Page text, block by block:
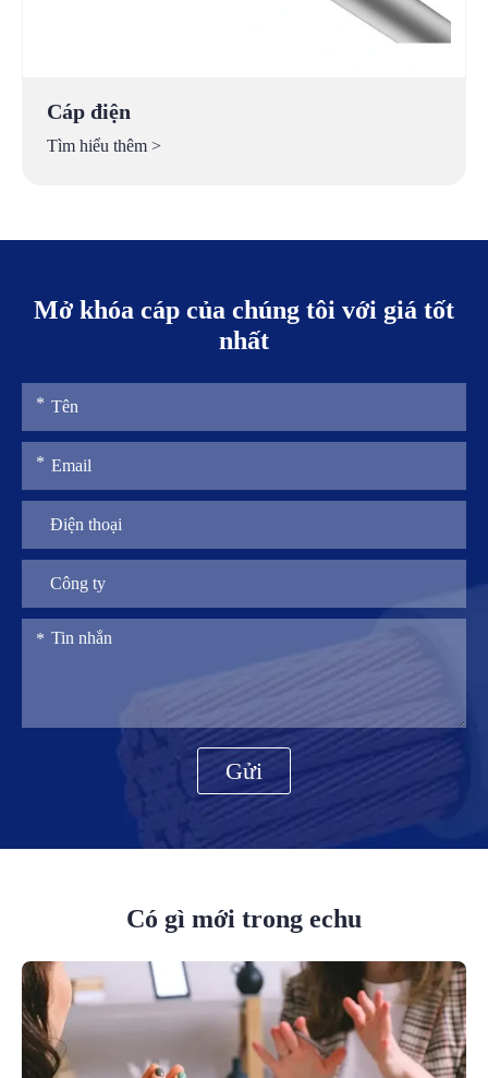
Cáp điện
Tìm hiểu thêm >
Mở khóa cáp của chúng tôi với giá tốt
nhất
Gửi
Có gì mới trong echu